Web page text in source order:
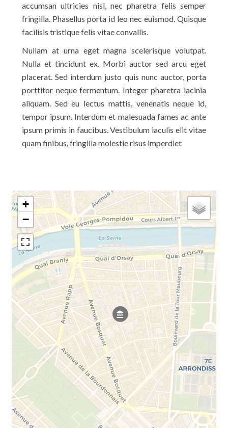
accumsan ultricies nisl, nec pharetra felis semper
fringilla. Phasellus porta id leo nec euismod. Quisque
facilisis tristique felis vitae convallis.
Nullam at urna eget magna scelerisque volutpat.
Nulla et tincidunt ex. Morbi auctor sed arcu eget
placerat. Sed interdum justo quis nunc auctor, porta
porttitor neque fermentum. Integer pharetra lacinia
aliquam. Sed eu lectus mattis, venenatis neque id,
tempor ipsum. Interdum et malesuada fames ac ante
ipsum primis in faucibus. Vestibulum iaculis elit vitae
quam finibus, fringilla molestie risus imperdiet
+
−